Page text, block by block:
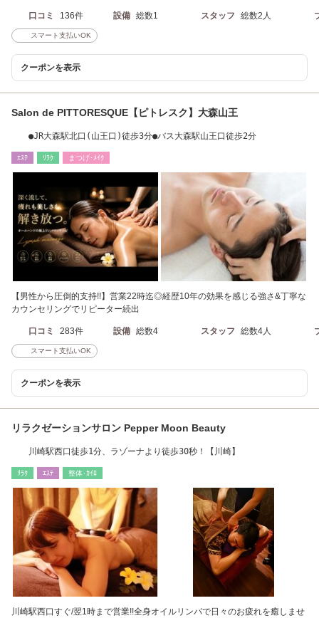
口コミ 136件 設備 総数1 スタッフ 総数2人
スマート支払いOK
クーポンを表示
Salon de PITTORESQUE【ピトレスク】大森山王
●JR大森駅北口(山王口)徒歩3分●バス大森駅山王口徒歩2分
ｴｽﾃ ﾘﾗｸ まつげ･ﾒｲｸ
【男性から圧倒的支持!!】営業22時迄◎経歴10年の効果を感じる強さ&丁寧な
カウンセリングでリピーター続出
口コミ 283件 設備 総数4 スタッフ 総数4人
スマート支払いOK
クーポンを表示
リラクゼーションサロン Pepper Moon Beauty
川崎駅西口徒歩1分、ラゾーナより徒歩30秒！【川崎】
ﾘﾗｸ ｴｽﾃ 整体･ｶｲﾛ
川崎駅西口すぐ/翌1時まで営業!!全身オイルリンパで日々のお疲れを癒しませ